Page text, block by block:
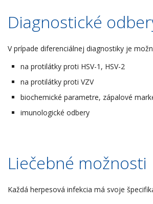
Diagnostické
V prípade diferenciálnej diagnostiky je
na protilátky proti HSV-1, HSV-2
na protilátky proti VZV
biochemické parametre, zápalové
imunologické odbery
Liečebné možnosti
Každá herpesová infekcia má svoje